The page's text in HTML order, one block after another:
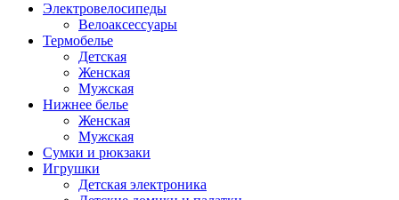
Электровелосипеды
Велоаксессуары
Термобелье
Детская
Женская
Мужская
Нижнее белье
Женская
Мужская
Сумки и рюкзаки
Игрушки
Детская электроника